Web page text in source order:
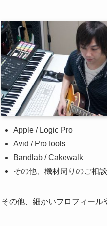
Apple / Logic Pro
Avid / ProTools
Bandlab / Cakewalk
その他、機材周りのご相
その他、細かいプロフィール